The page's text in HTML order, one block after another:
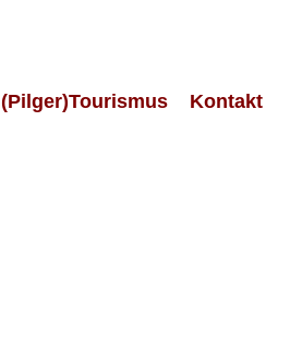
(Pilger)Tourismus Kontakt